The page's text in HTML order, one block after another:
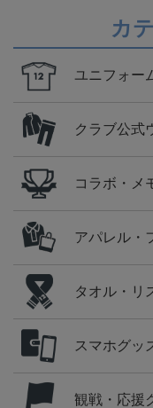
カ
ユニフォー
クラブ公式
コラボ・メ
アパレル・
タオル・リ
スマホグッ
観戦・応援